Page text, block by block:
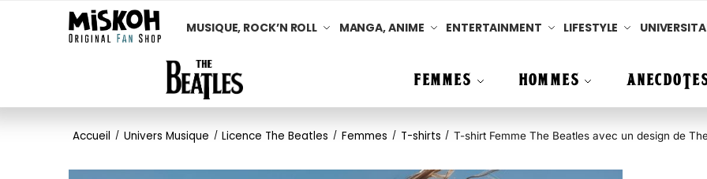
MUSIQUE, ROCK’N ROLL MANGA, ANIME ENTERTAINMENT LIFESTYLE
FEMMES HOMMES
Accueil / Univers Musique / Licence The Beatles / Femmes / T-shirts / T-shirt Femme The Beatles avec un design de